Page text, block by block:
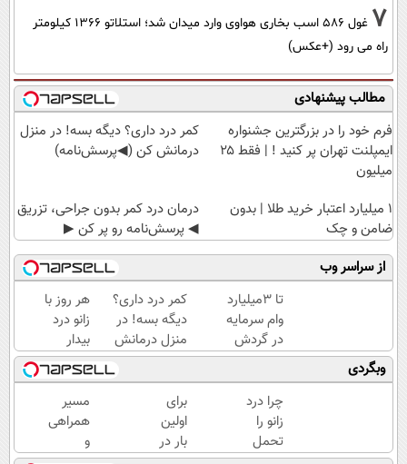
7
غول 586 اسب بخاری هواوی وارد میدان شد؛ استلاتو 1366 کیلومتر
راه می رود (+عکس)
مطالب پیشنهادی
فرم خود را در بزرگترین جشنواره
ایمپلنت تهران پر کنید ! | فقط ۲۵
میلیون
کمر درد داری؟ دیگه بسه! در منزل
درمانش کن (◀پرسش‌نامه)
۱ میلیارد اعتبار خرید طلا | بدون
ضامن و چک
درمان درد کمر بدون جراحی، تزریق
◀ پرسش‌نامه رو پر کن ▶
از سراسر وب
تا 3میلیارد
وام سرمایه
در گردش
فروشندگان
=>
فروشگاهت
رو ثبت کن
کمر درد داری؟
دیگه بسه! در
منزل درمانش
کن
(◀پرسش‌نامه)
هر روز با
زانو درد
بیدار
می‌شی؟
وقتشه
برای
همیشه
درمانش
وبگردی
چرا درد
زانو را
تحمل
برای
اولین
بار در
مسیر
همراهی
و